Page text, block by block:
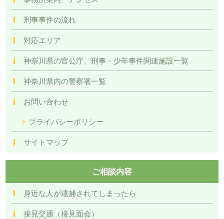
刑事事件の流れ
対応エリア
神奈川県の官公庁、刑事・少年事件関連施設一覧
神奈川県内の警察署一覧
お問い合わせ
プライバシーポリシー
サイトマップ
ご相談内容
身近な人が逮捕されてしまったら
接見交通（接見面会）